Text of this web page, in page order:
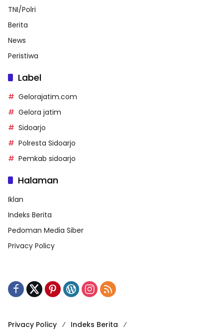
TNI/Polri
Berita
News
Peristiwa
Label
Gelorajatim.com
Gelora jatim
Sidoarjo
Polresta Sidoarjo
Pemkab sidoarjo
Halaman
Iklan
Indeks Berita
Pedoman Media Siber
Privacy Policy
Privacy Policy Indeks Berita